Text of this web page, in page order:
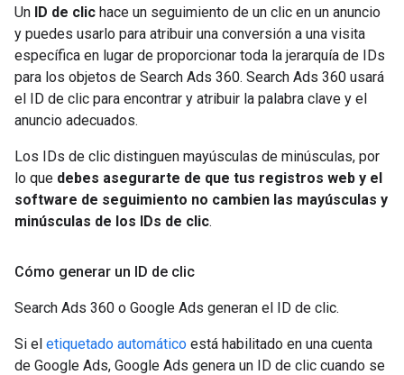
Un ID de clic hace un seguimiento de un clic en un anuncio
y puedes usarlo para atribuir una conversión a una visita
específica en lugar de proporcionar toda la jerarquía de IDs
para los objetos de Search Ads 360. Search Ads 360 usará
el ID de clic para encontrar y atribuir la palabra clave y el
anuncio adecuados.
Los IDs de clic distinguen mayúsculas de minúsculas, por
lo que debes asegurarte de que tus registros web y el
software de seguimiento no cambien las mayúsculas y
minúsculas de los IDs de clic.
Cómo generar un ID de clic
Search Ads 360 o Google Ads generan el ID de clic.
Si el etiquetado automático está habilitado en una cuenta
de Google Ads, Google Ads genera un ID de clic cuando se